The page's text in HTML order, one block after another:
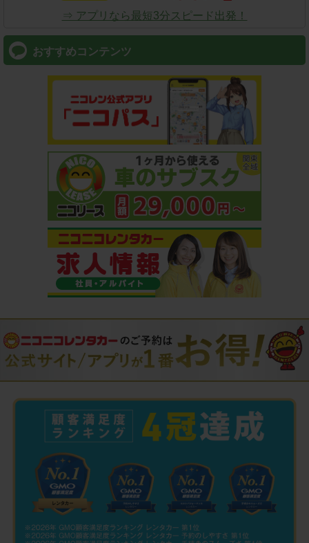
⇒ アプリなら最短3分スピード出発！
おすすめコンテンツ